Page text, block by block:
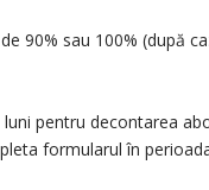
90% sau 100% (după
pentru decontarea
formularul în